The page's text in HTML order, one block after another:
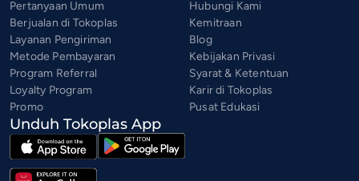
Pertanyaan Umum
Berjualan di Tokoplas
Layanan Pengiriman
Metode Pembayaran
Program Referral
Loyalty Program
Promo
Hubungi Kami
Kemitraan
Blog
Kebijakan Privasi
Syarat & Ketentuan
Karir di Tokoplas
Pusat Edukasi
Unduh Tokoplas App